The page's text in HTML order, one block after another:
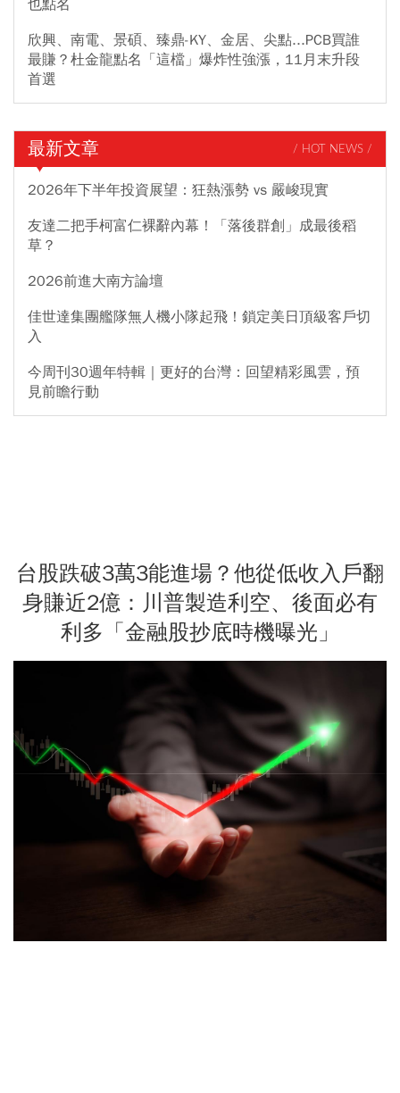
也點名
欣興、南電、景碩、臻鼎-KY、金居、尖點...PCB買誰
最賺？杜金龍點名「這檔」爆炸性強漲，11月末升段
首選
最新文章 / HOT NEWS /
2026年下半年投資展望：狂熱漲勢 vs 嚴峻現實
友達二把手柯富仁裸辭內幕！「落後群創」成最後稻
草？
2026前進大南方論壇
佳世達集團艦隊無人機小隊起飛！鎖定美日頂級客戶切
入
今周刊30週年特輯｜更好的台灣：回望精彩風雲，預
見前瞻行動
台股跌破3萬3能進場？他從低收入戶翻
身賺近2億：川普製造利空、後面必有
利多「金融股抄底時機曝光」